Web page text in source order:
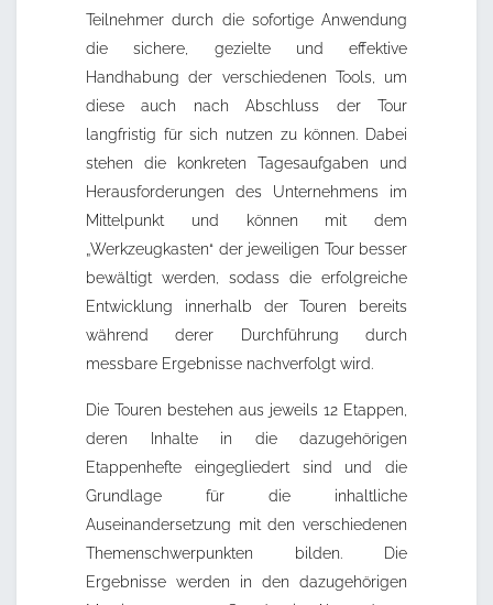
Teilnehmer durch die sofortige Anwendung
die sichere, gezielte und effektive
Handhabung der verschiedenen Tools, um
diese auch nach Abschluss der Tour
langfristig für sich nutzen zu können. Dabei
stehen die konkreten Tagesaufgaben und
Herausforderungen des Unternehmens im
Mittelpunkt und können mit dem
„Werkzeugkasten“ der jeweiligen Tour besser
bewältigt werden, sodass die erfolgreiche
Entwicklung innerhalb der Touren bereits
während derer Durchführung durch
messbare Ergebnisse nachverfolgt wird.
Die Touren bestehen aus jeweils 12 Etappen,
deren Inhalte in die dazugehörigen
Etappenhefte eingegliedert sind und die
Grundlage für die inhaltliche
Auseinandersetzung mit den verschiedenen
Themenschwerpunkten bilden. Die
Ergebnisse werden in den dazugehörigen